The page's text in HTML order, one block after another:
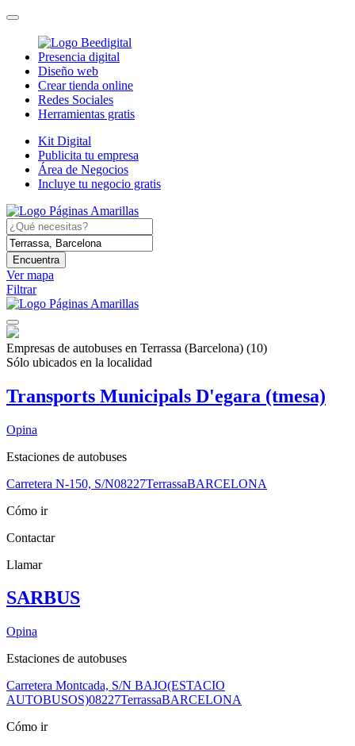
Presencia digital
Diseño web
Crear tienda online
Redes Sociales
Herramientas gratis
Kit Digital
Publicita tu empresa
Área de Negocios
Incluye tu negocio gratis
Encuentra
Ver mapa
Filtrar
Empresas de autobuses en Terrassa (Barcelona) (10)
Sólo ubicados en la localidad
Transports Municipals D'egara (tmesa)
Opina
Estaciones de autobuses
Carretera N-150, S/N08227TerrassaBARCELONA
Cómo ir
Contactar
Llamar
SARBUS
Opina
Estaciones de autobuses
Carretera Montcada, S/N BAJO(ESTACIO
AUTOBUSOS)08227TerrassaBARCELONA
Cómo ir